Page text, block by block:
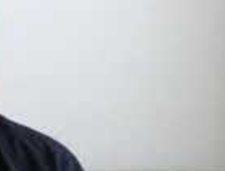
Anerkennung der erbrachten
Kommission am EHR, wobei
in der Ukraine
der teilnehmenden Länder,
Prioritäten des EHR entsprechend